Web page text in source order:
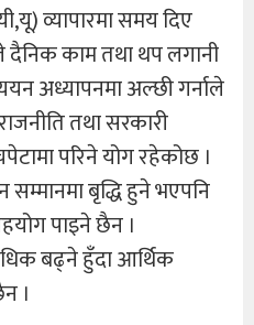
व्यापारमा समय दिए
काम तथा थप लगानी
अध्यापनमा अल्छी गर्नाले
तथा सरकारी
परिने योग रहेकोछ ।
बृद्धि हुने भएपनि
पाइने छैन ।
बढ्ने हुँदा आर्थिक
।